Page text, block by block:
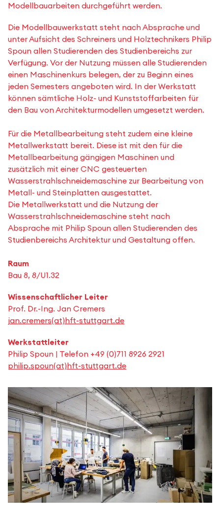
Modellbauarbeiten durchgeführt werden.
Die Modellbauwerkstatt steht nach Absprache und
unter Aufsicht des Schreiners und Holztechnikers Philip
Spoun allen Studierenden des Studienbereichs zur
Verfügung. Vor der Nutzung müssen alle Studierenden
einen Maschinenkurs belegen, der zu Beginn eines
jeden Semesters angeboten wird. In der Werkstatt
können sämtliche Holz- und Kunststoffarbeiten für
den Bau von Architekturmodellen umgesetzt werden.
Für die Metallbearbeitung steht zudem eine kleine
Metallwerkstatt bereit. Diese ist mit den für die
Metallbearbeitung gängigen Maschinen und
zusätzlich mit einer CNC gesteuerten
Wasserstrahlschneidemaschine zur Bearbeitung von
Metall- und Steinplatten ausgestattet.
Die Metallwerkstatt und die Nutzung der
Wasserstrahlschneidemaschine steht nach
Absprache mit Philip Spoun allen Studierenden des
Studienbereichs Architektur und Gestaltung offen.
Raum
Bau 8, 8/U1.32
Wissenschaftlicher Leiter
Prof. Dr.-Ing. Jan Cremers
jan.cremers(at)hft-stuttgart.de
Werkstattleiter
Philip Spoun | Telefon +49 (0)711 8926 2921
philip.spoun(at)hft-stuttgart.de